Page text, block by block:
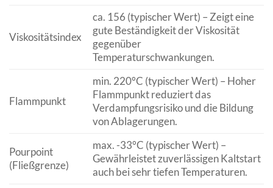
Viskositätsindex
ca. 156 (typischer Wert) – Zeigt eine
gute Beständigkeit der Viskosität
gegenüber
Temperaturschwankungen.
Flammpunkt
min. 220°C (typischer Wert) – Hoher
Flammpunkt reduziert das
Verdampfungsrisiko und die Bildung
von Ablagerungen.
Pourpoint
(Fließgrenze)
max. -33°C (typischer Wert) –
Gewährleistet zuverlässigen Kaltstart
auch bei sehr tiefen Temperaturen.